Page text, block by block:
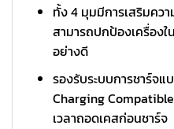
ทั้ง 4 มุมมีการเสริมคว
สามารถปกป้องเครื่อง
อย่างดี
รองรับระบบการชาร์จแ
Charging
เวลาถอดเคสก่อนชาร์จ